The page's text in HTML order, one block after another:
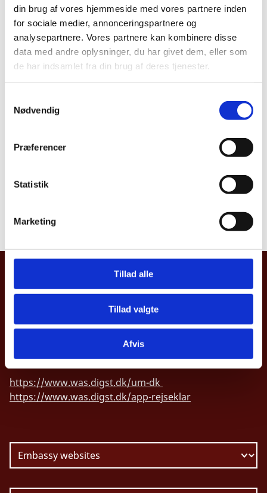
din brug af vores hjemmeside med vores partnere inden
for sociale medier, annonceringspartnere og
analysepartnere. Vores partnere kan kombinere disse
data med andre oplysninger, du har givet dem, eller som
de har indsamlet fra din brug af deres tjenester.
Nødvendig
Præferencer
Statistik
Marketing
Tillad alle
Tillad valgte
Afvis
Agenda
Agenda item 2: Commitment to IFU for investment in
the water sector
Developing Climate Smart Infrastructure Projects
MINISTRY OF FOREIGN AFFAIRS OF
DENMARK
DK-1402 Copenhagen
CVR nr. 43271911
https://www.was.digst.dk/um-dk
https://www.was.digst.dk/app-rejseklar